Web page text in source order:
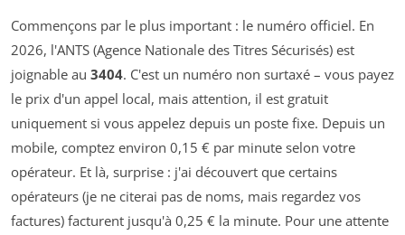
Commençons par le plus important : le numéro officiel. En
2026, l'ANTS (Agence Nationale des Titres Sécurisés) est
joignable au 3404. C'est un numéro non surtaxé – vous payez
le prix d'un appel local, mais attention, il est gratuit
uniquement si vous appelez depuis un poste fixe. Depuis un
mobile, comptez environ 0,15 € par minute selon votre
opérateur. Et là, surprise : j'ai découvert que certains
opérateurs (je ne citerai pas de noms, mais regardez vos
factures) facturent jusqu'à 0,25 € la minute. Pour une attente